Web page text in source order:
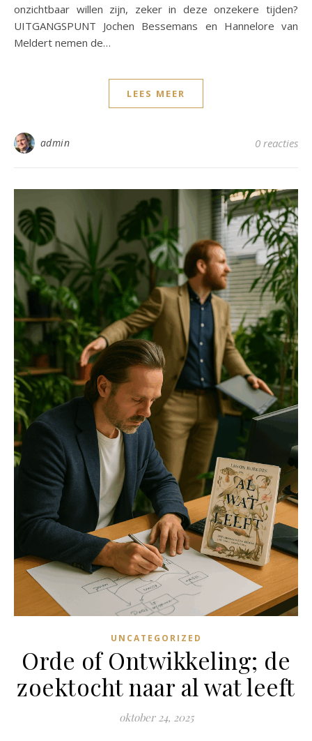
onzichtbaar willen zijn, zeker in deze onzekere tijden?
UITGANGSPUNT Jochen Bessemans en Hannelore van
Meldert nemen de…
LEES MEER
admin 0 reacties
UNCATEGORIZED
Orde of Ontwikkeling; de
zoektocht naar al wat leeft
oktober 24, 2025